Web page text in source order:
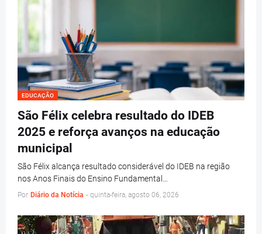
EDUCAÇÃO
São Félix celebra resultado do IDEB
2025 e reforça avanços na educação
municipal
São Félix alcança resultado considerável do IDEB na região
nos Anos Finais do Ensino Fundamental…
Por Diário da Notícia - quinta-feira, agosto 06, 2026